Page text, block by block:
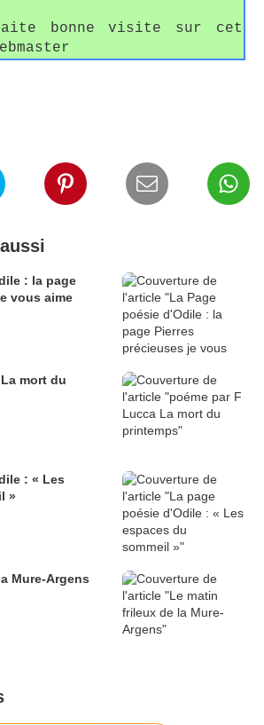
bonne visite sur cet
: la page
vous aime
mort du
: « Les
»
Mure-Argens